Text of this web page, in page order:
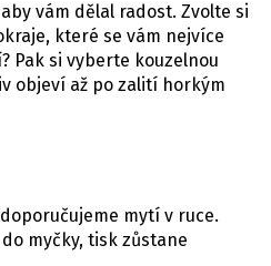
vám dělal radost. Zvolte si
které se vám nejvíce
Pak si vyberte kouzelnou
objeví až po zalití horkým
mytí v ruce.
myčky, tisk zůstane